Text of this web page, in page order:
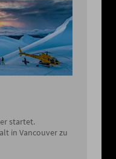
startet.
in Vancouver zu